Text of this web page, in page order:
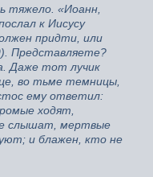
тяжело. «Иоанн,
к Иисусу
придти, или
Представляете?
Даже тот лучик
во тьме темницы,
ему ответил:
ходят,
слышат, мертвые
и блажен, кто не